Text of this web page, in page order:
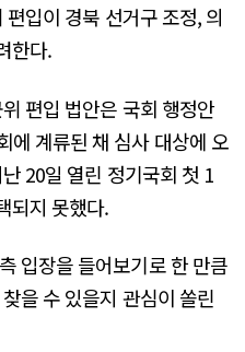
입이 경북 선거구 조정, 의
한다.
편입 법안은 국회 행정안
에 계류된 채 심사 대상에 오
20일 열린 정기국회 첫 1
되지 못했다.
입장을 들어보기로 한 만큼
을 수 있을지 관심이 쏠린